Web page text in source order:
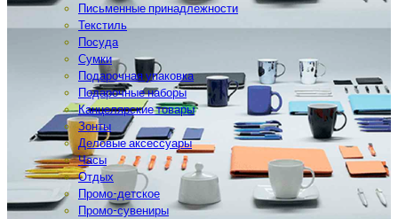
Письменные принадлежности
Текстиль
Посуда
Сумки
Подарочная упаковка
Подарочные наборы
Канцелярские товары
Зонты
Деловые аксессуары
Часы
Отдых
Промо-детское
Промо-сувениры